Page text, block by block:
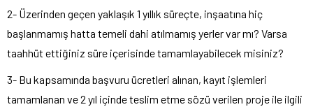
2- Üzerinden geçen yaklaşık 1 yıllık süreçte, inşaatına hiç
başlanmamış hatta temeli dahi atılmamış yerler var mı? Varsa
taahhüt ettiğiniz süre içerisinde tamamlayabilecek misiniz?
3- Bu kapsamında başvuru ücretleri alınan, kayıt işlemleri
tamamlanan ve 2 yıl içinde teslim etme sözü verilen proje ile ilgili